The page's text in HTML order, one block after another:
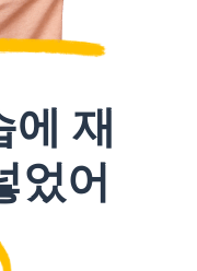
에 재
었어